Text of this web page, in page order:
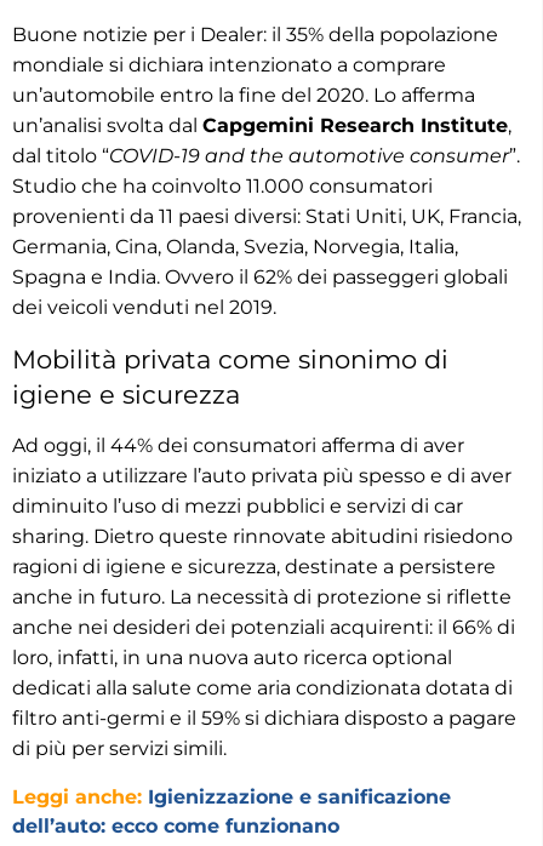
Buone notizie per i Dealer: il 35% della popolazione
mondiale si dichiara intenzionato a comprare
un’automobile entro la fine del 2020. Lo afferma
un’analisi svolta dal Capgemini Research Institute,
dal titolo “COVID-19 and the automotive consumer”.
Studio che ha coinvolto 11.000 consumatori
provenienti da 11 paesi diversi: Stati Uniti, UK, Francia,
Germania, Cina, Olanda, Svezia, Norvegia, Italia,
Spagna e India. Ovvero il 62% dei passeggeri globali
dei veicoli venduti nel 2019.
Mobilità privata come sinonimo di
igiene e sicurezza
Ad oggi, il 44% dei consumatori afferma di aver
iniziato a utilizzare l’auto privata più spesso e di aver
diminuito l’uso di mezzi pubblici e servizi di car
sharing. Dietro queste rinnovate abitudini risiedono
ragioni di igiene e sicurezza, destinate a persistere
anche in futuro. La necessità di protezione si riflette
anche nei desideri dei potenziali acquirenti: il 66% di
loro, infatti, in una nuova auto ricerca optional
dedicati alla salute come aria condizionata dotata di
filtro anti-germi e il 59% si dichiara disposto a pagare
di più per servizi simili.
Leggi anche: Igienizzazione e sanificazione
dell’auto: ecco come funzionano